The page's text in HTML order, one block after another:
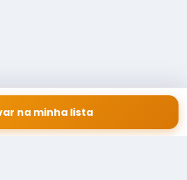
na minha lista